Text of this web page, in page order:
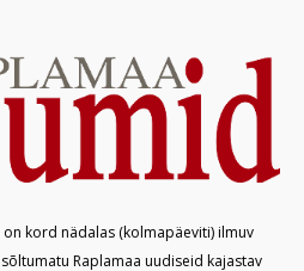
kord nädalas (kolmapäeviti) ilmuv
Raplamaa uudiseid kajastav